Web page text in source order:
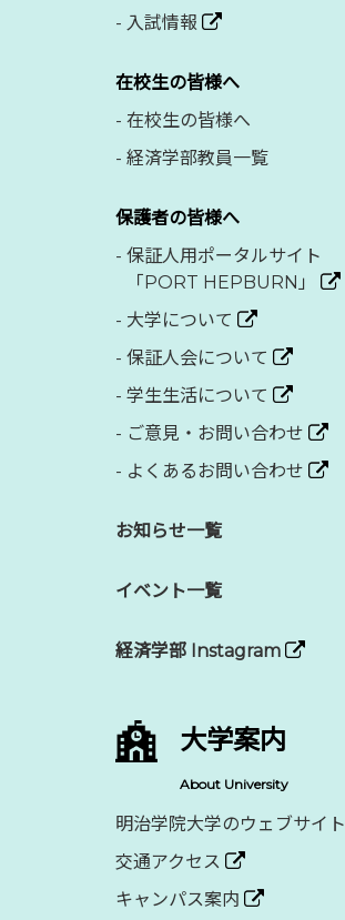
- 入試情報
在校生の皆様へ
- 在校生の皆様へ
- 経済学部教員一覧
保護者の皆様へ
- 保証人用ポータルサイト
「PORT HEPBURN」
- 大学について
- 保証人会について
- 学生生活について
- ご意見・お問い合わせ
- よくあるお問い合わせ
お知らせ一覧
イベント一覧
経済学部 Instagram
大学案内
About University
明治学院大学のウェブサイト
交通アクセス
キャンパス案内